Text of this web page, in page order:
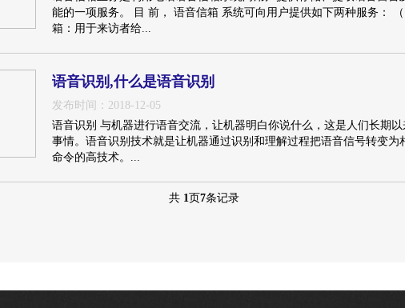
能的一项服务。 目 前， 语音信箱 系统可向用户提供如下两种服务：
箱：用于来访者给...
语音识别,什么是语音识别
发布时间：2018-12-05
语音识别 与机器进行语音交流，让机器明白你说什么，这是人们长期
事情。语音识别技术就是让机器通过识别和理解过程把语音信号转变为
命令的高技术。...
共 1页7条记录